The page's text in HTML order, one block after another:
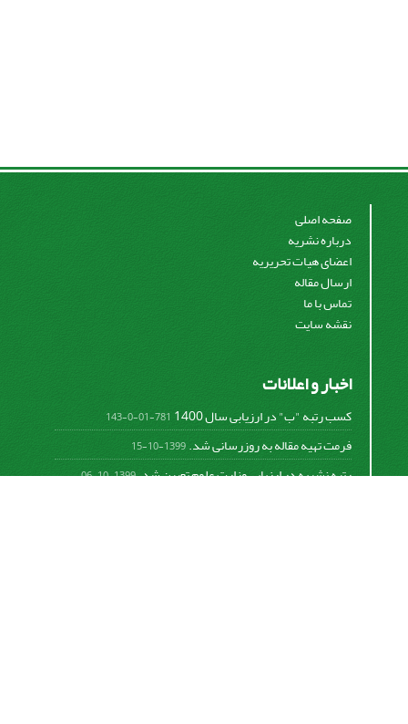
صفحه اصلی
درباره نشریه
اعضای هیات تحریریه
ارسال مقاله
تماس با ما
نقشه سایت
اخبار و اعلانات
کسب رتبه "ب" در ارزیابی سال 1400 781-01-0-143
فرمت تهیه مقاله به روزرسانی شد.1399-10-15
رتبه نشریه در ارزیابی وزارت علوم تعیین شد.1399-10-06